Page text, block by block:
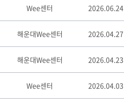
Wee센터 2026.06.24
해운대Wee센터 2026.04.27
해운대Wee센터 2026.04.23
Wee센터 2026.04.03